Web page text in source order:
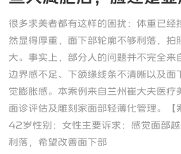
很多求美者都有这样的困扰：体重已经
然显得厚重，面下部轮廓不够利落，拍
大。事实上，部分人的问题并不完全来
边界感不足、下颌缘线条不清晰以及面
觉膨胀感。本案例来自兰州崔大夫医疗
面诊评估及雕刻家面部轻薄化管理。【
42岁性别：女性主要诉求：感觉面部
利落，希望改善面下部